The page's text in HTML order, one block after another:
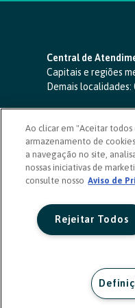
Central de
Capitais e regiões
Demais localidades:
SAC 24 horas-0800
Ouvidoria
0800 725 0996
(de
Deficientes
Ao clicar em "Aceitar todos
armazenamento de
a navegação no site,
nossas iniciativas de
consulte nosso Aviso de
Rejeitar Todos